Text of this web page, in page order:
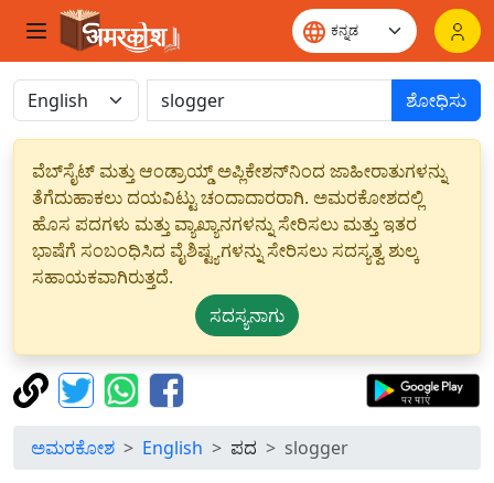
ಶೋಧಿಸು
ವೆಬ್‌ಸೈಟ್ ಮತ್ತು ಆಂಡ್ರಾಯ್ಡ್ ಅಪ್ಲಿಕೇಶನ್‌ನಿಂದ ಜಾಹೀರಾತುಗಳನ್ನು
ತೆಗೆದುಹಾಕಲು ದಯವಿಟ್ಟು ಚಂದಾದಾರರಾಗಿ. ಅಮರಕೋಶದಲ್ಲಿ
ಹೊಸ ಪದಗಳು ಮತ್ತು ವ್ಯಾಖ್ಯಾನಗಳನ್ನು ಸೇರಿಸಲು ಮತ್ತು ಇತರ
ಭಾಷೆಗೆ ಸಂಬಂಧಿಸಿದ ವೈಶಿಷ್ಟ್ಯಗಳನ್ನು ಸೇರಿಸಲು ಸದಸ್ಯತ್ವ ಶುಲ್ಕ
ಸಹಾಯಕವಾಗಿರುತ್ತದೆ.
ಸದಸ್ಯನಾಗು
ಅಮರಕೋಶ English ಪದ slogger